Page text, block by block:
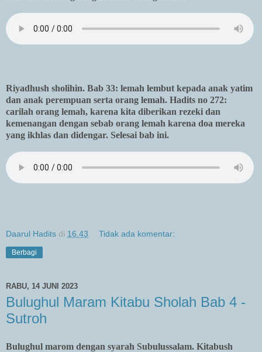
Riyadhush sholihin. Bab 33: lemah lembut kepada anak yatim
dan anak perempuan serta orang lemah. Hadits no 272:
carilah orang lemah, karena kita diberikan rezeki dan
kemenangan dengan sebab orang lemah karena doa mereka
yang ikhlas dan didengar. Selesai bab ini.
Daarul Hadits di 16.43 Tidak ada komentar:
Berbagi
RABU, 14 JUNI 2023
Bulughul Maram Kitabu Sholah Bab 4 -
Sutroh
Bulughul marom dengan syarah Subulussalam. Kitabush